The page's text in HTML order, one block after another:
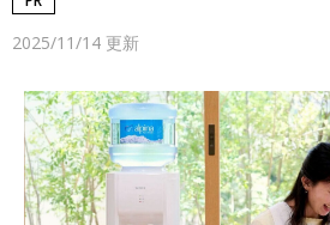
2025/11/14 更新